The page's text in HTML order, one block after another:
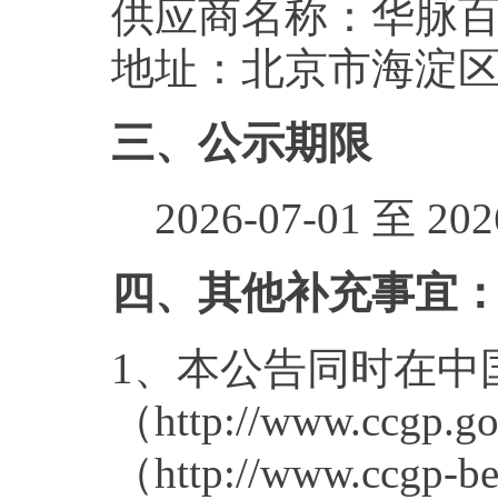
供应商名称：华脉
地址：北京市海淀
三、公示期限
2026-07-01 至
四、其他补充事宜
1、本公告同时在中
（http://
（http://www.ccgp-